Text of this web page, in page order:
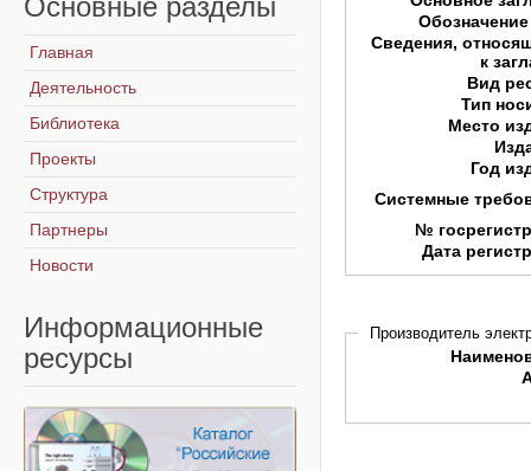
Сведения,
к
Вид
Тип
Место
Год
Системные
№
Дата
Производитель
Основные разделы
Главная
Деятельность
Библиотека
Проекты
Структура
Партнеры
Новости
Информационные
ресурсы